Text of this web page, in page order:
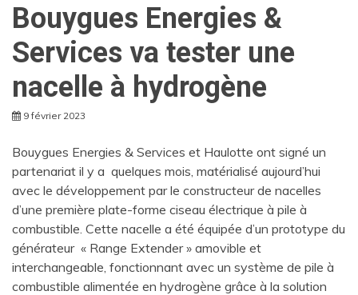
Bouygues Energies &
Services va tester une
nacelle à hydrogène
9 février 2023
Bouygues Energies & Services et Haulotte ont signé un
partenariat il y a quelques mois, matérialisé aujourd’hui
avec le développement par le constructeur de nacelles
d’une première plate-forme ciseau électrique à pile à
combustible. Cette nacelle a été équipée d’un prototype du
générateur « Range Extender » amovible et
interchangeable, fonctionnant avec un système de pile à
combustible alimentée en hydrogène grâce à la solution